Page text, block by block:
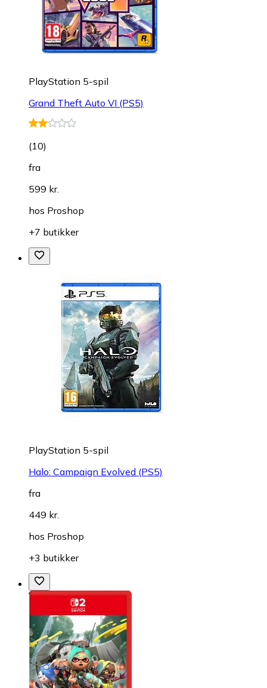
PlayStation 5-spil
Grand Theft Auto VI (PS5)
(10)
fra
599 kr.
hos Proshop
+7 butikker
PlayStation 5-spil
Halo: Campaign Evolved (PS5)
fra
449 kr.
hos Proshop
+3 butikker